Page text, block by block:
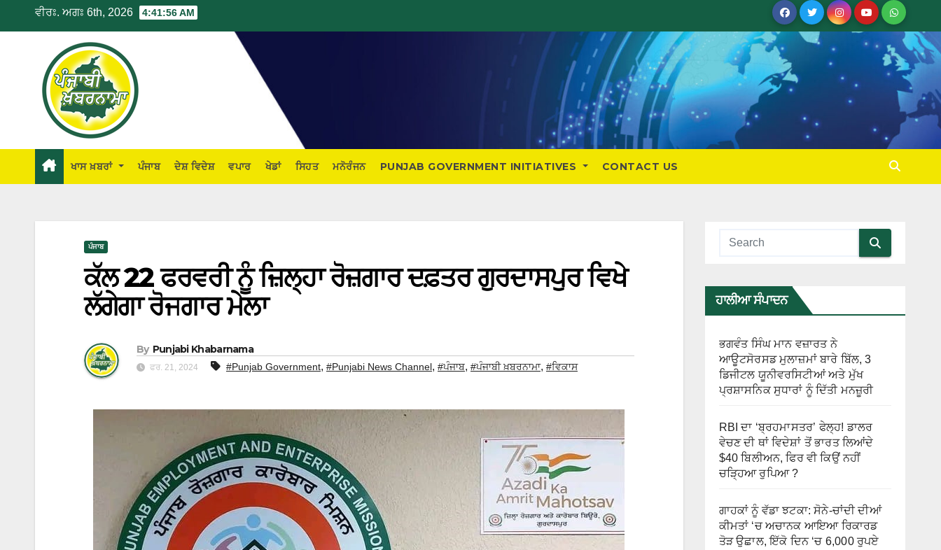
ਵੀਰਃ. ਅਗਃ 6th, 2026 4:41:57 AM
ਖਾਸ ਖ਼ਬਰਾਂ ਪੰਜਾਬ ਦੇਸ਼ ਵਿਦੇਸ਼ ਵਪਾਰ ਖੇਡਾਂ ਸਿਹਤ ਮਨੋਰੰਜਨ PUNJAB GOVERNMENT INITIATIVES CONTACT US
ਪੰਜਾਬ
ਕੱਲ 22 ਫਰਵਰੀ ਨੂੰ ਜ਼ਿਲ੍ਹਾ ਰੋਜ਼ਗਾਰ ਦਫ਼ਤਰ ਗੁਰਦਾਸਪੁਰ ਵਿਖੇ
ਲੱਗੇਗਾ ਰੋਜਗਾਰ ਮੇਲਾ
By Punjabi Khabarnama
ਫਰ. 21, 2024 #Punjab Government, #Punjabi News Channel, #ਪੰਜਾਬ, #ਪੰਜਾਬੀ ਖ਼ਬਰਨਾਮਾ, #ਵਿਕਾਸ
ਹਾਲੀਆ ਸੰਪਾਦਨ
ਭਗਵੰਤ ਸਿੰਘ ਮਾਨ ਵਜ਼ਾਰਤ ਨੇ
ਆਊਟਸੋਰਸਡ ਮੁਲਾਜ਼ਮਾਂ ਬਾਰੇ ਬਿੱਲ, 3
ਡਿਜੀਟਲ ਯੂਨੀਵਰਸਿਟੀਆਂ ਅਤੇ ਮੁੱਖ
ਪ੍ਰਸ਼ਾਸਨਿਕ ਸੁਧਾਰਾਂ ਨੂੰ ਦਿੱਤੀ ਮਨਜ਼ੂਰੀ
RBI ਦਾ ‘ਬ੍ਰਹਮਾਸਤਰ’ ਫੇਲ੍ਹ! ਡਾਲਰ
ਵੇਚਣ ਦੀ ਥਾਂ ਵਿਦੇਸ਼ਾਂ ਤੋਂ ਭਾਰਤ ਲਿਆਂਦੇ
$40 ਬਿਲੀਅਨ, ਫਿਰ ਵੀ ਕਿਉਂ ਨਹੀਂ
ਚੜ੍ਹਿਆ ਰੁਪਿਆ ?
ਗਾਹਕਾਂ ਨੂੰ ਵੱਡਾ ਝਟਕਾ: ਸੋਨੇ-ਚਾਂਦੀ ਦੀਆਂ
ਕੀਮਤਾਂ ‘ਚ ਅਚਾਨਕ ਆਇਆ ਰਿਕਾਰਡ
ਤੋੜ ਉਛਾਲ, ਇੱਕੋ ਦਿਨ ‘ਚ 6,000 ਰੁਪਏ